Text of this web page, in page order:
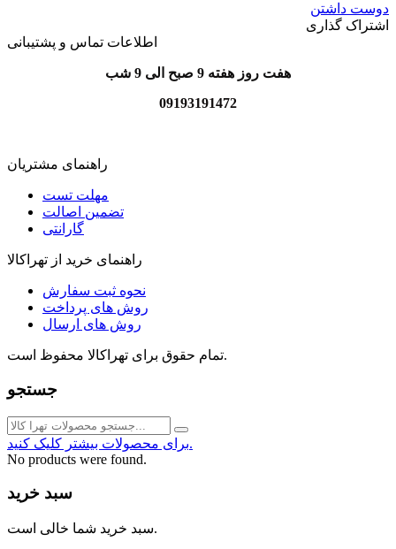
دوست داشتن
اشتراک گذاری
اطلاعات تماس و پشتیبانی
هفت روز هفته 9 صبح الی 9 شب
09193191472
راهنمای مشتریان
مهلت تست
تضمین اصالت
گارانتی
راهنمای خرید از تهراکالا
نحوه ثبت سفارش
روش های پرداخت
روش های ارسال
تمام حقوق برای تهراکالا محفوظ است.
جستجو
برای محصولات بیشتر کلیک کنید.
No products were found.
سبد خرید
سبد خرید شما خالی است.